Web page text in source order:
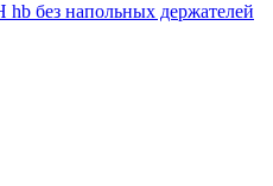
без напольных держателей